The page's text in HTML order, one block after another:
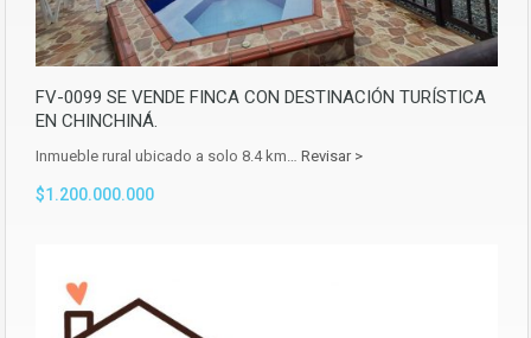
FV-0099 SE VENDE FINCA CON DESTINACIÓN TURÍSTICA
EN CHINCHINÁ.
Inmueble rural ubicado a solo 8.4 km… Revisar >
$1.200.000.000